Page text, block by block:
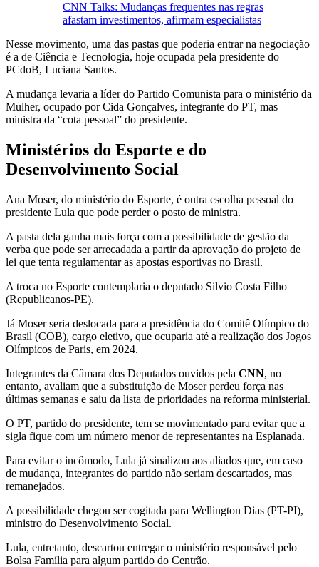
CNN Talks: Mudanças frequentes nas regras
afastam investimentos, afirmam especialistas
Nesse movimento, uma das pastas que poderia entrar na negociação
é a de Ciência e Tecnologia, hoje ocupada pela presidente do
PCdoB, Luciana Santos.
A mudança levaria a líder do Partido Comunista para o ministério da
Mulher, ocupado por Cida Gonçalves, integrante do PT, mas
ministra da “cota pessoal” do presidente.
Ministérios do Esporte e do
Desenvolvimento Social
Ana Moser, do ministério do Esporte, é outra escolha pessoal do
presidente Lula que pode perder o posto de ministra.
A pasta dela ganha mais força com a possibilidade de gestão da
verba que pode ser arrecadada a partir da aprovação do projeto de
lei que tenta regulamentar as apostas esportivas no Brasil.
A troca no Esporte contemplaria o deputado Silvio Costa Filho
(Republicanos-PE).
Já Moser seria deslocada para a presidência do Comitê Olímpico do
Brasil (COB), cargo eletivo, que ocuparia até a realização dos Jogos
Olímpicos de Paris, em 2024.
Integrantes da Câmara dos Deputados ouvidos pela CNN, no
entanto, avaliam que a substituição de Moser perdeu força nas
últimas semanas e saiu da lista de prioridades na reforma ministerial.
O PT, partido do presidente, tem se movimentado para evitar que a
sigla fique com um número menor de representantes na Esplanada.
Para evitar o incômodo, Lula já sinalizou aos aliados que, em caso
de mudança, integrantes do partido não seriam descartados, mas
remanejados.
A possibilidade chegou ser cogitada para Wellington Dias (PT-PI),
ministro do Desenvolvimento Social.
Lula, entretanto, descartou entregar o ministério responsável pelo
Bolsa Família para algum partido do Centrão.